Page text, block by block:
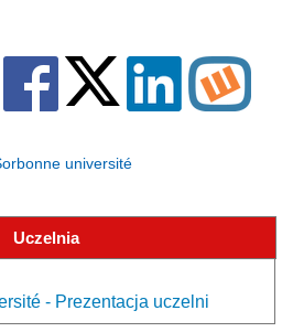
université
Uczelnia
- Prezentacja uczelni